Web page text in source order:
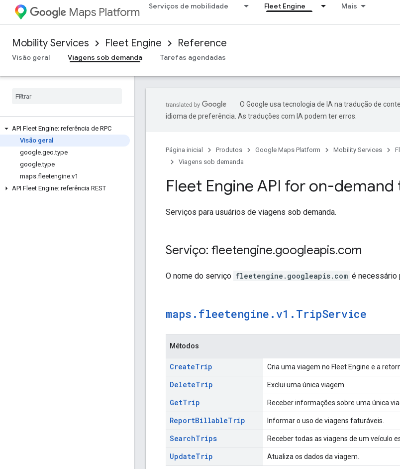
Maps Platform Serviços de mobilidade Fleet Engine Mais
Mobility Services Fleet Engine Reference
Visão geral Viagens sob demanda Tarefas agendadas
API Fleet Engine: referência de RPC
Visão geral
google.geo.type
google.type
maps.fleetengine.v1
API Fleet Engine: referência REST
O Google usa tecnologia de IA na tradução de
idioma de preferência. As traduções com IA podem ter erros.
Página inicial Produtos Google Maps Platform Mobility Services
Viagens sob demanda
Fleet Engine API for on-demand
Serviços para usuários de viagens sob demanda.
Serviço: fleetengine.googleapis.com
O nome do serviço fleetengine.googleapis.com é necessário
maps . fleetengine . v1 . TripService
Métodos
CreateTrip Cria uma viagem no Fleet Engine e a
DeleteTrip Exclui uma única viagem.
GetTrip Receber informações sobre uma única
ReportBillableTrip Informar o uso de viagens faturáveis.
SearchTrips Receber todas as viagens de um veículo
UpdateTrip Atualiza os dados da viagem.